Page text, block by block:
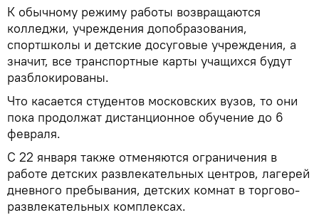
К обычному режиму работы возвращаются
колледжи, учреждения допобразования,
спортшколы и детские досуговые учреждения, а
значит, все транспортные карты учащихся будут
разблокированы.
Что касается студентов московских вузов, то они
пока продолжат дистанционное обучение до 6
февраля.
С 22 января также отменяются ограничения в
работе детских развлекательных центров, лагерей
дневного пребывания, детских комнат в торгово-
развлекательных комплексах.